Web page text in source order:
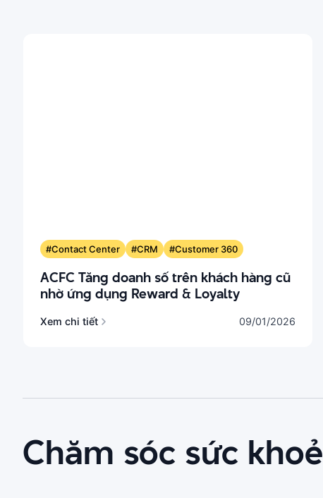
#Contact Center #CRM #Customer 360
ACFC Tăng doanh số trên khách hàng cũ
nhờ ứng dụng Reward & Loyalty
Xem chi tiết 09/01/2026
Chăm sóc sức khoẻ